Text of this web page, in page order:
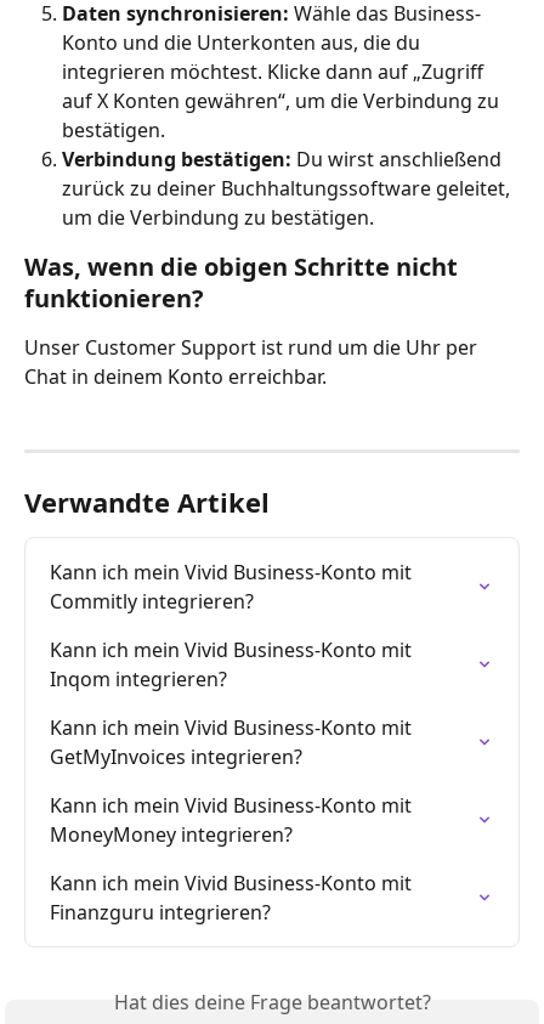
Daten synchronisieren: Wähle das Business-
Konto und die Unterkonten aus, die du
integrieren möchtest. Klicke dann auf „Zugriff
auf X Konten gewähren“, um die Verbindung zu
bestätigen.
Verbindung bestätigen: Du wirst anschließend
zurück zu deiner Buchhaltungssoftware geleitet,
um die Verbindung zu bestätigen.
Was, wenn die obigen Schritte nicht
funktionieren?
Unser Customer Support ist rund um die Uhr per
Chat in deinem Konto erreichbar.
Verwandte Artikel
Kann ich mein Vivid Business-Konto mit
Commitly integrieren?
Kann ich mein Vivid Business-Konto mit
Inqom integrieren?
Kann ich mein Vivid Business-Konto mit
GetMyInvoices integrieren?
Kann ich mein Vivid Business-Konto mit
MoneyMoney integrieren?
Kann ich mein Vivid Business-Konto mit
Finanzguru integrieren?
Hat dies deine Frage beantwortet?